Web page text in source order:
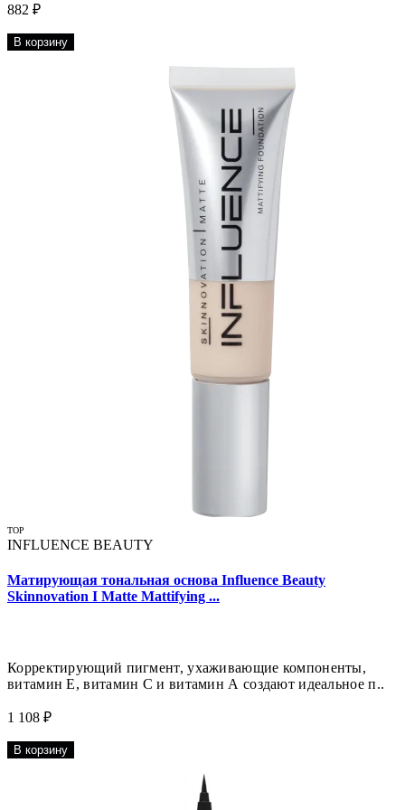
882 ₽
В корзину
TOP
INFLUENCE BEAUTY
Матирующая тональная основа Influence Beauty
Skinnovation I Matte Mattifying ...
Корректирующий пигмент, ухаживающие компоненты,
витамин Е, витамин С и витамин А создают идеальное п..
1 108 ₽
В корзину